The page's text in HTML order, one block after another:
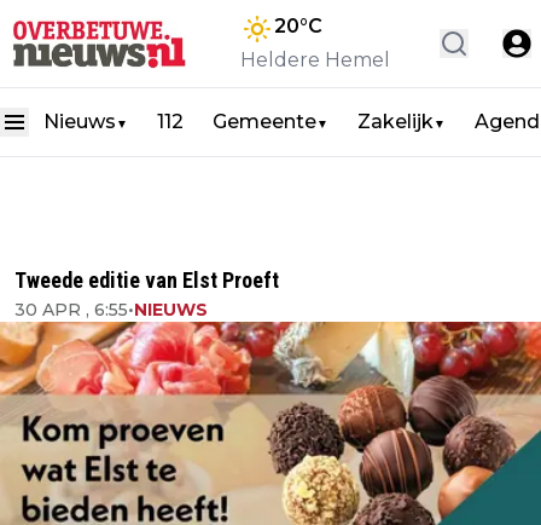
20°C
Heldere Hemel
Nieuws ▼ 112 Gemeente▼ Zakelijk▼
Tweede editie van Elst Proeft
30 APR , 6:55•NIEUWS